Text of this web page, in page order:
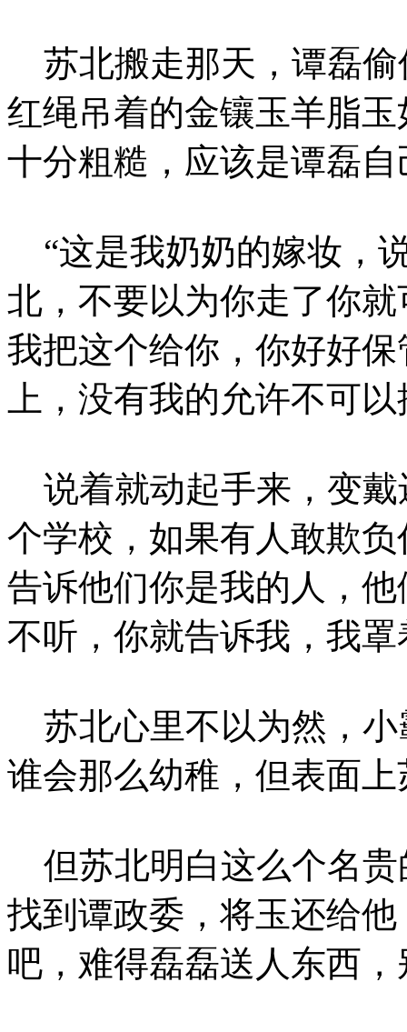
苏北搬走那天，谭磊偷
红绳吊着的金镶玉羊脂
十分粗糙，应该是谭磊
“这是我奶奶的嫁妆，
北，不要以为你走了你
我把这个给你，你好好
上，没有我的允许不可
说着就动起手来，变戴
个学校，如果有人敢欺
告诉他们你是我的人，
不听，你就告诉我，我
苏北心里不以为然，小
谁会那么幼稚，但表面
但苏北明白这么个名贵
找到谭政委，将玉还给
吧，难得磊磊送人东西